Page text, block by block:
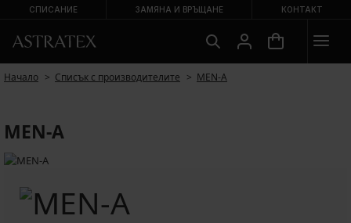
СПИСАНИЕ ЗАМЯНА И ВРЪЩАНЕ КОНТАКТ
Начало Списък с производителите MEN-A
MEN-A